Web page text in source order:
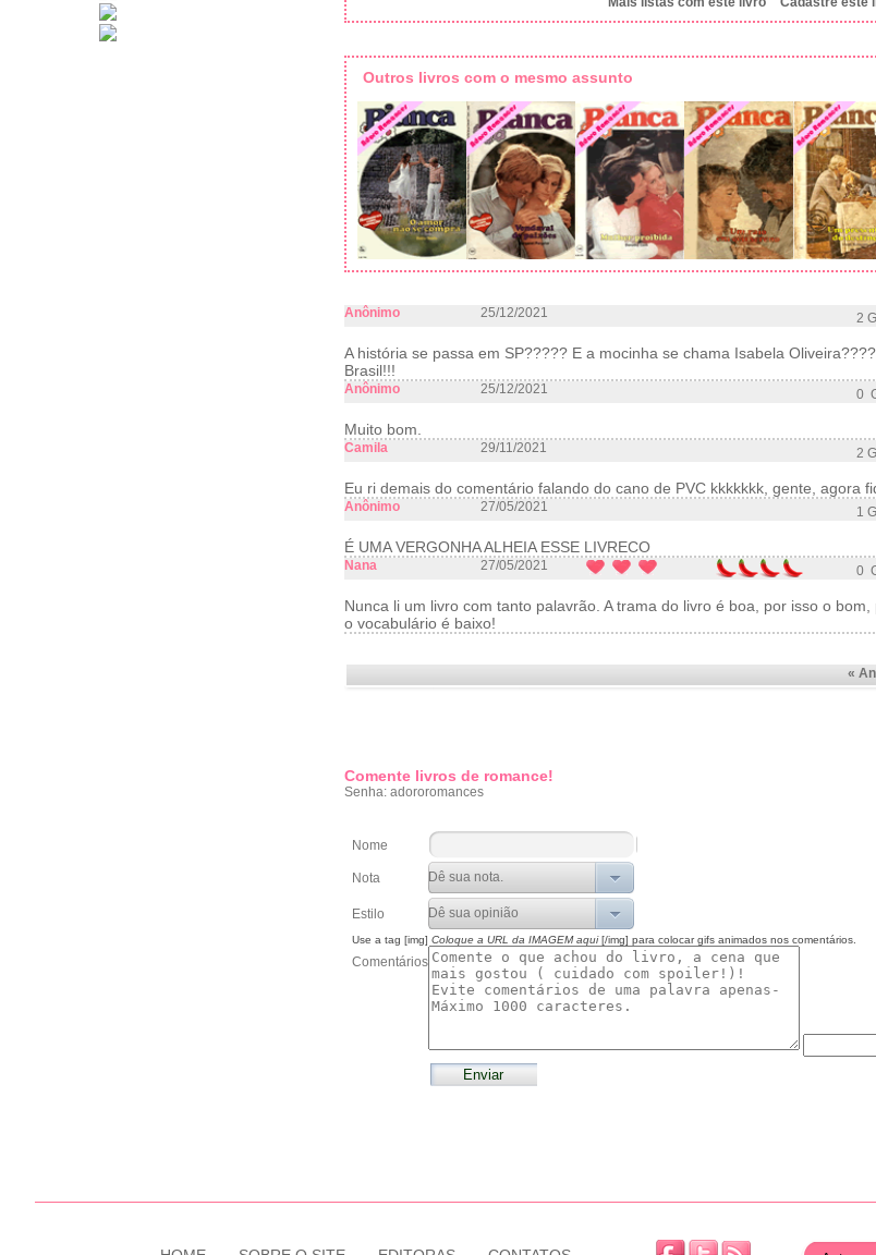
Outros livros com o mesmo assunto
Anônimo 25/12/2021 2
A história se passa em SP????? E a mocinha se chama Isabela
Brasil!!!
Anônimo 25/12/2021 0
Muito bom.
Camila 29/11/2021 2
Eu ri demais do comentário falando do cano de PVC kkkkkkk, gente, agora
Anônimo 27/05/2021 1
É UMA VERGONHA ALHEIA ESSE LIVRECO
Nana 27/05/2021 0
Nunca li um livro com tanto palavrão. A trama do livro é boa, por isso o
o vocabulário é baixo!
«
Comente livros de romance!
Senha: adororomances
Nome
Nota
Estilo
Use a tag [img] Coloque a URL da IMAGEM aqui[/img] para colocar gifs animados nos comentários.
Comentários